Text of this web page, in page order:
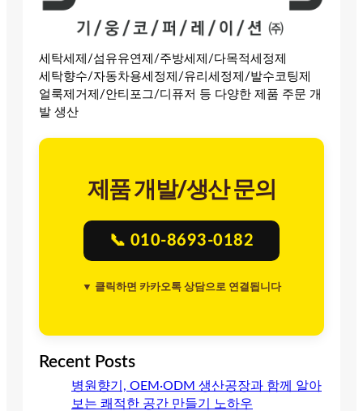
세탁세제/섬유유연제/주방세제/다목적세정제
세탁향수/자동차용세정제/유리세정제/발수코팅제
얼룩제거제/안티포그/디퓨저 등 다양한 제품 주문 개
발 생산
제품 개발/생산 문의
📞 010-8693-0182
▼ 클릭하면 카카오톡 상담으로 연결됩니다
Recent Posts
병원향기, OEM·ODM 생산공장과 함께 알아
보는 쾌적한 공간 만들기 노하우